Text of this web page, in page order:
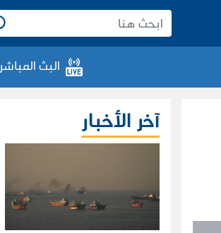
البث المباشر
آخر الأخبار